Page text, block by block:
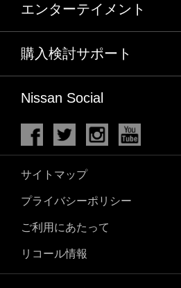
エンターテイメント
購入検討サポート
Nissan Social
サイトマップ
プライバシーポリシー
ご利用にあたって
リコール情報